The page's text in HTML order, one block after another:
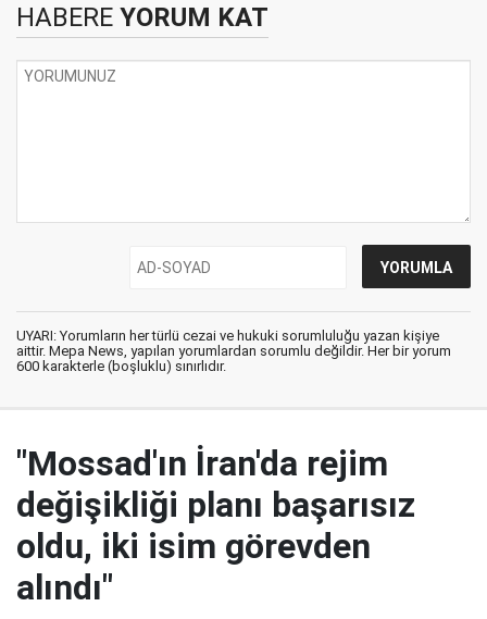
HABERE YORUM KAT
UYARI: Yorumların her türlü cezai ve hukuki sorumluluğu yazan kişiye
aittir. Mepa News, yapılan yorumlardan sorumlu değildir. Her bir yorum
600 karakterle (boşluklu) sınırlıdır.
"Mossad'ın İran'da rejim
değişikliği planı başarısız
oldu, iki isim görevden
alındı"